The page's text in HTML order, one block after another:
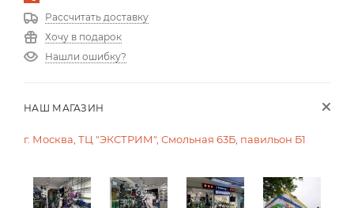
Рассчитать доставку
Хочу в подарок
Нашли ошибку?
НАШ МАГАЗИН
г. Москва, ТЦ "ЭКСТРИМ", Смольная 63Б, павильон Б1